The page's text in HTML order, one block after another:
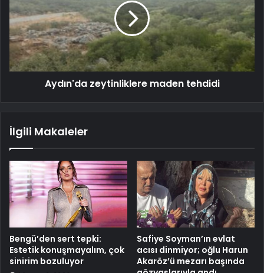
Aydın'da zeytinliklere maden tehdidi
İlgili Makaleler
Bengü’den sert tepki:
Estetik konuşmayalım, çok
sinirim bozuluyor
Safiye Soyman’ın evlat
acısı dinmiyor; oğlu Harun
Akaröz’ü mezarı başında